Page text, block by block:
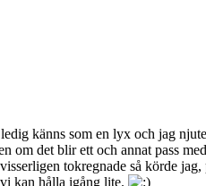
känns som en lyx och jag
om det blir ett och annat pass
tokregnade så körde
kan hålla igång lite.